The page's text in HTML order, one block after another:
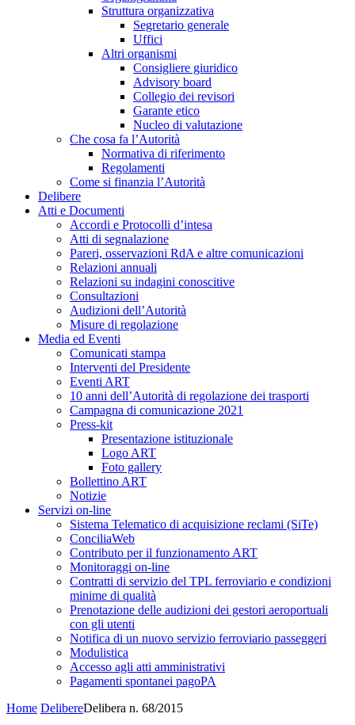
Struttura organizzativa
Segretario generale
Uffici
Altri organismi
Consigliere giuridico
Advisory board
Collegio dei revisori
Garante etico
Nucleo di valutazione
Che cosa fa l’Autorità
Normativa di riferimento
Regolamenti
Come si finanzia l’Autorità
Delibere
Atti e Documenti
Accordi e Protocolli d’intesa
Atti di segnalazione
Pareri, osservazioni RdA e altre comunicazioni
Relazioni annuali
Relazioni su indagini conoscitive
Consultazioni
Audizioni dell’Autorità
Misure di regolazione
Media ed Eventi
Comunicati stampa
Interventi del Presidente
Eventi ART
10 anni dell’Autorità di regolazione dei trasporti
Campagna di comunicazione 2021
Press-kit
Presentazione istituzionale
Logo ART
Foto gallery
Bollettino ART
Notizie
Servizi on-line
Sistema Telematico di acquisizione reclami (SiTe)
ConciliaWeb
Contributo per il funzionamento ART
Monitoraggi on-line
Contratti di servizio del TPL ferroviario e condizioni
minime di qualità
Prenotazione delle audizioni dei gestori aeroportuali
con gli utenti
Notifica di un nuovo servizio ferroviario passeggeri
Modulistica
Accesso agli atti amministrativi
Pagamenti spontanei pagoPA
Home DelibereDelibera n. 68/2015